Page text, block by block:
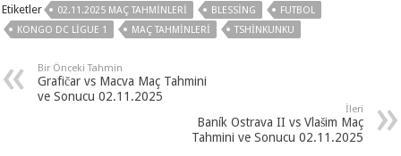
Etiketler 02.11.2025 MAÇ TAHMINLERI BLESSING
FUTBOL
KONGO DC LIGUE 1
MAÇ TAHMINLERI TSHINKUNKU
Bir Önceki Tahmin
Grafičar vs Macva Maç Tahmini
ve Sonucu 02.11.2025
İleri
Baník Ostrava II vs Vlašim Maç
Tahmini ve Sonucu 02.11.2025